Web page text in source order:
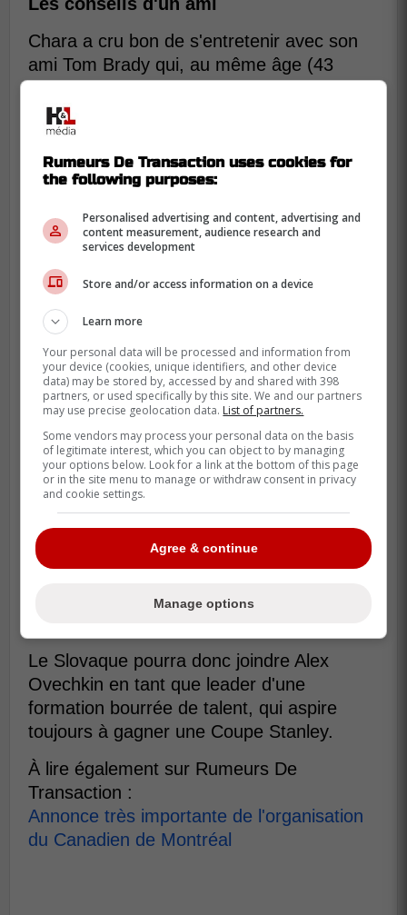
Chara a cru bon de s'entretenir avec son
ami Tom Brady qui, au même âge (43
les Buccaneers. Le point commun entre les
deux hommes est qu'ils croient encore en
eux et ne veulent pas avoir le regret de ne
pas avoir essayé. Le fait d'avoir à se
d'une importance capitale pour connaître
du succès et Brady, qui a mené son équipe
en éliminatoires, est certainement
l'exemple à suivre pour Chara.
Le Slovaque pourra donc joindre Alex
Ovechkin en tant que leader d'une
formation bourrée de talent, qui aspire
toujours à gagner une Coupe Stanley.
À lire également sur Rumeurs De
Transaction :
Annonce très importante de l'organisation
du Canadien de Montréal
Rumeurs De Transaction uses cookies for
the following purposes:
Personalised advertising and content, advertising and
content measurement, audience research and
services development
Store and/or access information on a device
Learn more
Your personal data will be processed and information from
your device (cookies, unique identifiers, and other device
data) may be stored by, accessed by and shared with 398
partners, or used specifically by this site. We and our partners
may use precise geolocation data. List of partners.
Some vendors may process your personal data on the basis
of legitimate interest, which you can object to by managing
your options below. Look for a link at the bottom of this page
or in the site menu to manage or withdraw consent in privacy
and cookie settings.
Agree & continue
Manage options